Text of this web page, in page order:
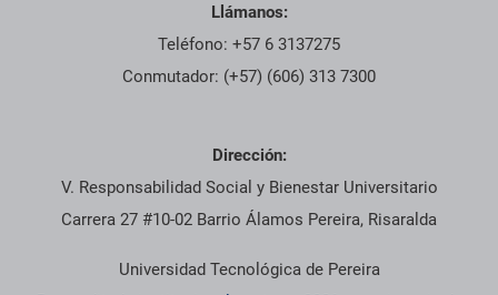
Llámanos:
Teléfono: +57 6 3137275
Conmutador: (+57) (606) 313 7300
Dirección:
V. Responsabilidad Social y Bienestar Universitario
Carrera 27 #10-02 Barrio Álamos Pereira, Risaralda
Universidad Tecnológica de Pereira